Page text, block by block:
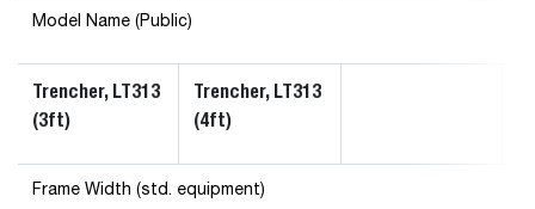
Model Name (Public)
Trencher, LT313
(3ft)
Trencher, LT313
(4ft)
Frame Width (std. equipment)